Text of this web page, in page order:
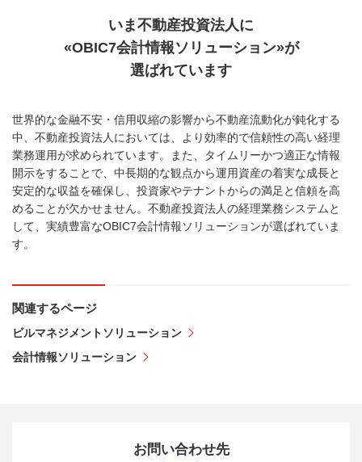
いま不動産投資法人に
«OBIC7会計情報ソリューション»が
選ばれています
世界的な金融不安・信用収縮の影響から不動産流動化が鈍化する
中、不動産投資法人においては、より効率的で信頼性の高い経理
業務運用が求められています。また、タイムリーかつ適正な情報
開示をすることで、中長期的な観点から運用資産の着実な成長と
安定的な収益を確保し、投資家やテナントからの満足と信頼を高
めることが欠かせません。不動産投資法人の経理業務システムと
して、実績豊富なOBIC7会計情報ソリューションが選ばれていま
す。
関連するページ
ビルマネジメントソリューション
会計情報ソリューション
お問い合わせ先